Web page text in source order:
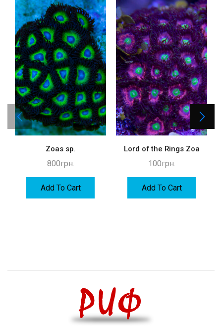
Zoas sp.
800грн.
Add To Cart
Lord of the Rings Zoa
100грн.
Add To Cart